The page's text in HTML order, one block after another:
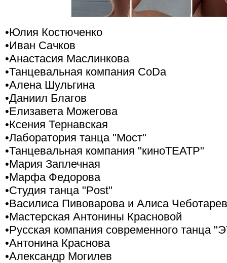
•Юлия Костюченко
•Иван Сачков
•Анастасия Маслинкова
•Танцевальная компания CoDa
•Алена Шульгина
•Даниил Благов
•Елизавета Можегова
•Ксения Тернавская
•Лаборатория танца "Мост"
•Танцевальная компания "киноТЕАТР"
•Мария Заплечная
•Марфа Федорова
•Студия танца "Post"
•Василиса Пивоварова и Алиса
•Мастерская Антонины Красновой
•Русская компания современного танца
•Антонина Краснова
•Александр Могилев